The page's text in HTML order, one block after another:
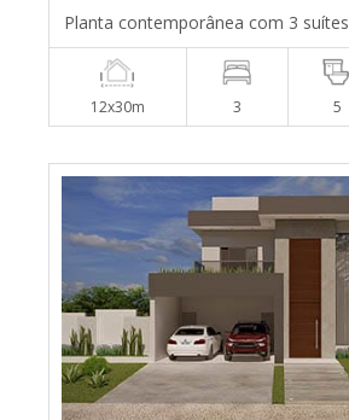
Planta contemporânea com 3 suítes
12x30m 3 5